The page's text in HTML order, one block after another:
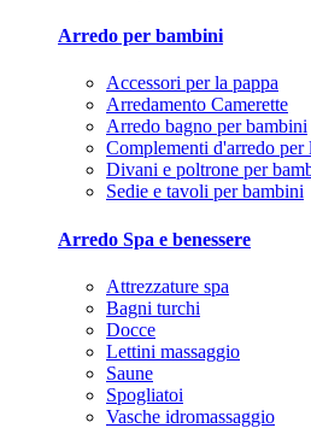
Arredo per bambini
Accessori per la pappa
Arredamento Camerette
Arredo bagno per bambini
Complementi d'arredo per
Divani e poltrone per
Sedie e tavoli per bambini
Arredo Spa e benessere
Attrezzature spa
Bagni turchi
Docce
Lettini massaggio
Saune
Spogliatoi
Vasche idromassaggio